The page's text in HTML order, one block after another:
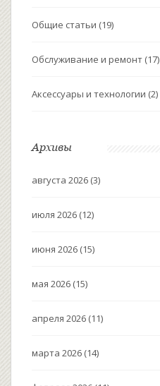
Общие статьи (19)
Обслуживание и ремонт (17)
Аксессуары и технологии (2)
Архивы
августа 2026 (3)
июля 2026 (12)
июня 2026 (15)
мая 2026 (15)
апреля 2026 (11)
марта 2026 (14)